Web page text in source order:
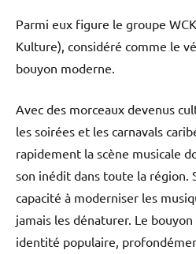
Parmi eux figure le groupe
Kulture), considéré comme le
bouyon moderne.
Avec des morceaux devenus
les soirées et les carnavals
rapidement la scène musicale
son inédit dans toute la région.
capacité à moderniser les
jamais les dénaturer. Le
identité populaire,